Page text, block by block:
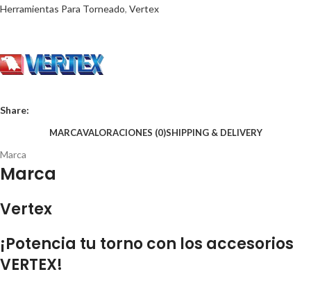
Herramientas Para Torneado, Vertex
Share:
MARCAVALORACIONES (0)SHIPPING & DELIVERY
Marca
Marca
Vertex
¡Potencia tu torno con los accesorios
VERTEX!